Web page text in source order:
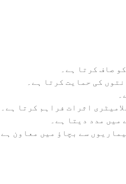
صاف کرتا ہے۔
کی حمایت کرتا ہے۔
اثرات فراہم کرتا ہے۔
مدد دیتا ہے۔
سے بچاؤ میں معاون ہے۔